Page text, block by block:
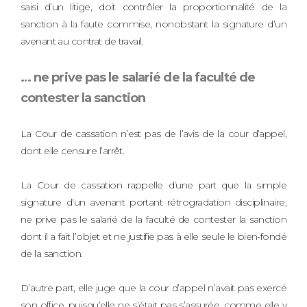
saisi d’un litige, doit contrôler la proportionnalité de la
sanction à la faute commise, nonobstant la signature d’un
avenant au contrat de travail.
… ne prive pas le salarié de la faculté de
contester la sanction
La Cour de cassation n’est pas de l’avis de la cour d’appel,
dont elle censure l’arrêt.
La Cour de cassation rappelle d’une part que la simple
signature d’un avenant portant rétrogradation disciplinaire,
ne prive pas le salarié de la faculté de contester la sanction
dont il a fait l’objet et ne justifie pas à elle seule le bien-fondé
de la sanction.
D’autre part, elle juge que la cour d’appel n’avait pas exercé